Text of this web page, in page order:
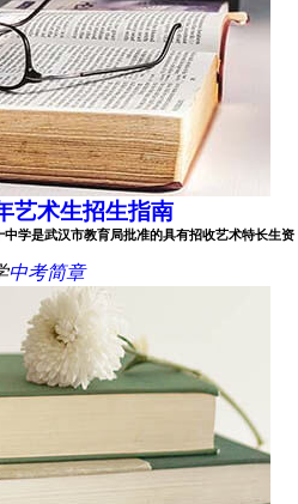
艺术生招生指南
学是武汉市教育局批准的具有招收艺术特长生资
中考简章